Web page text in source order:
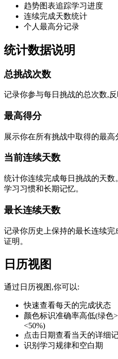
趋势图表追踪学习进度
连续完成天数统计
个人最高分记录
统计数据说明
总挑战次数
记录你参与每日挑战的总次数,
最高得分
展示你在所有挑战中取得的最高
当前连续天数
统计你连续完成每日挑战的天
学习习惯和长期记忆。
最长连续天数
记录你历史上保持的最长连续
证明。
日历视图
通过日历视图,你可以:
快速查看每天的完成状态
颜色标识准确率高低(绿色
<50%)
点击日期查看当天的详细
识别学习规律和空白期